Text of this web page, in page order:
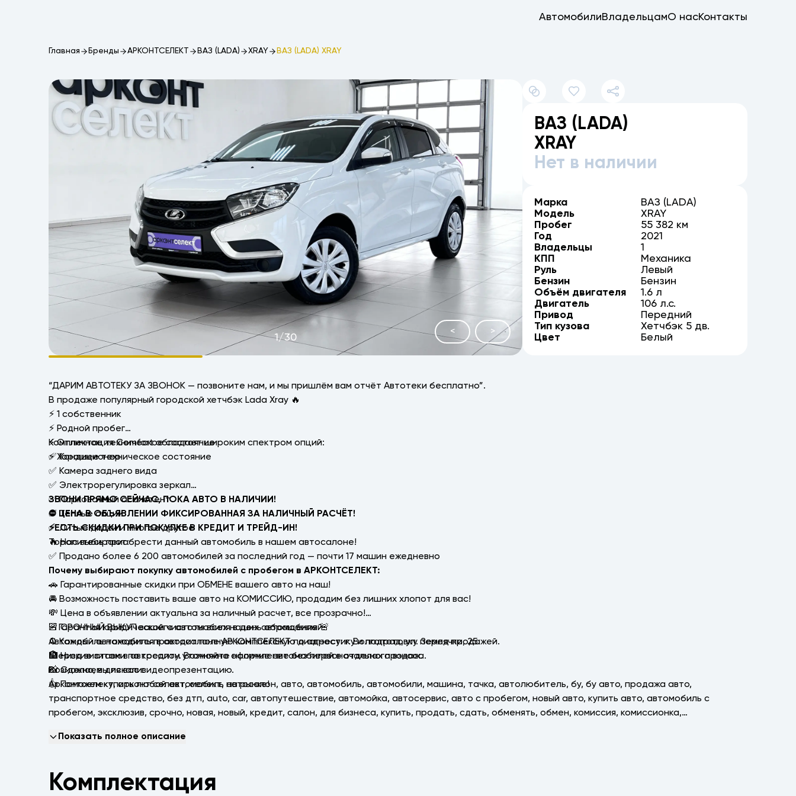
АвтомобилиВладельцамО насКонтакты
Главная Бренды АРКОНТСЕЛЕКТ ВАЗ (LADA) XRAY ВАЗ (LADA) XRAY
< >
1/30
ВАЗ (LADA)
XRAY
Нет в наличии
Марка
ВАЗ (LADA)
Модель
XRAY
Пробег
55 382 км
Год
2021
Владельцы
1
КПП
Механика
Руль
Левый
Бензин
Бензин
Объём двигателя
1.6 л
Двигатель
106 л.с.
Привод
Передний
Тип кузова
Хетчбэк 5 дв.
Цвет
Белый
“ДАРИМ АВТОТЕКУ ЗА ЗВОНОК — позвоните нам, и мы пришлём вам отчёт Автотеки бесплатно”.
В продаже популярный городской хетчбэк Lada Xray 🔥
⚡ 1 собственник
⚡ Родной пробег
⚡ Отличное техническое состояние
⚡ Хорошее техническое состояние
Комплектация Comfort обладает широким спектром опций:
✅ Кондиционер
✅ Камера заднего вида
✅ Электрорегулировка зеркал
✅ Парковочный ассистент
✅ Тёплые опции
✅ Литые диски и многое другое
Торопитесь приобрести данный автомобиль в нашем автосалоне!
ЗВОНИ ПРЯМО СЕЙЧАС, ПОКА АВТО В НАЛИЧИИ!
⛔ ЦЕНА В ОБЪЯВЛЕНИИ ФИКСИРОВАННАЯ ЗА НАЛИЧНЫЙ РАСЧЁТ!
⚡ЕСТЬ СКИДКИ ПРИ ПОКУПКЕ В КРЕДИТ И ТРЕЙД-ИН!
🔥 Нас выбирают:
✅ Продано более 6 200 автомобилей за последний год — почти 17 машин ежедневно
Почему выбирают покупку автомобилей с пробегом в АРКОНТСЕЛЕКТ:
🚗 Гарантированные скидки при ОБМЕНЕ вашего авто на наш!
🚘 Возможность поставить ваше авто на КОМИССИЮ, продадим без лишних хлопот для вас!
💸 Цена в объявлении актуальна за наличный расчет, все прозрачно!
☑️ Гарантия юридической чистоты всех наших автомобилей.
⚙️ Каждый автомобиль проходит полную комплексную диагностику и подготовку перед продажей.
🏦 Низкие ставки по кредиту. Возможно оформление без первоначального взноса.
📸 Сделаем для вас видеопрезентацию.
👍 Поможем купить любой автомобиль на рынке!
🚨 СРОЧНЫЙ ВЫКУП вашего автомобиля в день обращения 🚨
Автомобиль находится в автосалоне АРКОНТСЕЛЕКТ по адресу: г. Волгоград, ул. Землячки, 25.
*Перед визитом в автосалон уточняйте наличие автомобилей в отделах продаж.
Возможно, вы искали:
Арконтселект, арконт селект, селект, автосалон, авто, автомобиль, автомобили, машина, тачка, автолюбитель, бу, бу авто, продажа авто,
транспортное средство, без дтп, аutо, саr, автопутешествие, автомойка, автосервис, авто с пробегом, новый авто, купить авто, автомобиль с
пробегом, эксклюзив, срочно, новая, новый, кредит, салон, для бизнеса, купить, продать, сдать, обменять, обмен, комиссия, комиссионка,
отличное состояние, срочный выкуп, обменять, поменять, авторынок, дилер, официальный, с пробегом, дизель, бензин, турбо, дсг, седан, кроссовер,
автотека, бесплатная автотека, отчет автотеки, кредит без пв, кредит без первоначального взноса, авто в кредит, пбс, пробег сервис,
Показать полное описание
Комплектация